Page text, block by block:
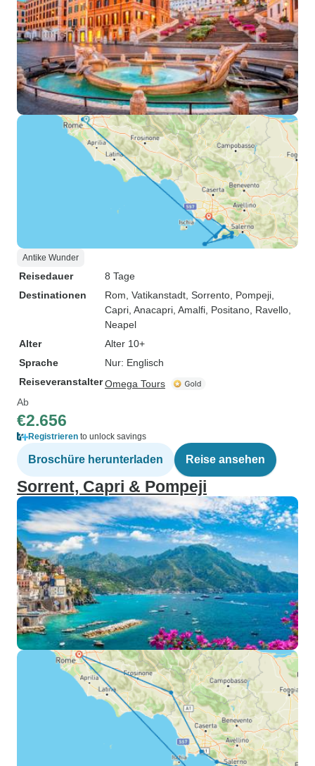
Antike Wunder
Reisedauer
8 Tage
Destinationen
Rom , Vatikanstadt , Sorrento , Pompeji
Capri , Anacapri , Amalfi , Positano , Ravello
Neapel
Alter
Alter 10+
Sprache
Nur: Englisch
ReiseveranstalterOmega Tours
Ab
€2.656
Registrieren to unlock savings
Broschüre herunterladen Reise ansehen
Sorrent, Capri & Pompeji